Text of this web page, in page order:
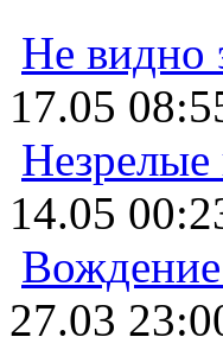
Не видно
17.05
14.05
27.03